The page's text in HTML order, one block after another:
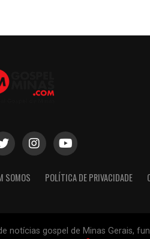
SOMOS POLÍTICA DE PRIVACIDADE
notícias gospel de Minas Gerais,